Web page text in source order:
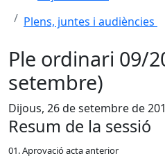
Plens, juntes i audiències
Ple ordinari 09/
setembre)
Dijous, 26 de setembre de
Resum de la sessió
01. Aprovació acta anterior